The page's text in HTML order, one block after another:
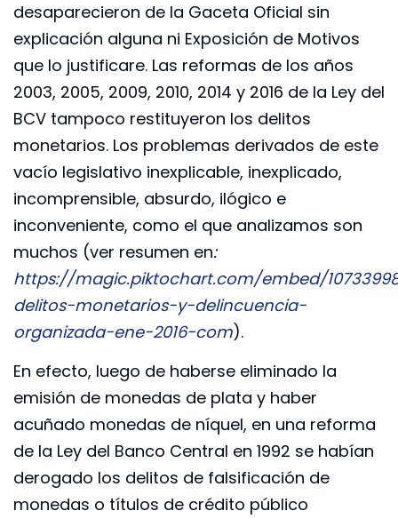
desaparecieron de la Gaceta Oficial sin
explicación alguna ni Exposición de Motivos
que lo justificare. Las reformas de los años
2003, 2005, 2009, 2010, 2014 y 2016 de la Ley del
BCV tampoco restituyeron los delitos
monetarios. Los problemas derivados de este
vacío legislativo inexplicable, inexplicado,
incomprensible, absurdo, ilógico e
inconveniente, como el que analizamos son
muchos (ver resumen en:
https://magic.piktochart.com/embed/
delitos-monetarios-y-delincuencia-
organizada-ene-2016-com).
En efecto, luego de haberse eliminado la
emisión de monedas de plata y haber
acuñado monedas de níquel, en una reforma
de la Ley del Banco Central en 1992 se habían
derogado los delitos de falsificación de
monedas o títulos de crédito público